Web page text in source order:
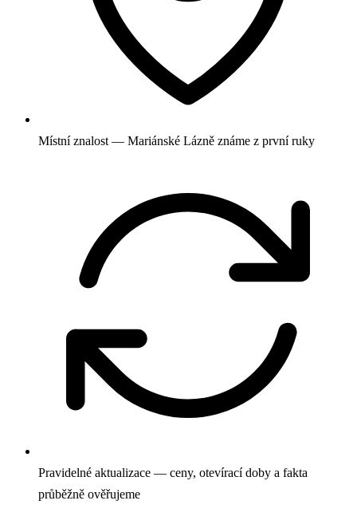
Místní znalost — Mariánské Lázně známe z první ruky
Pravidelné aktualizace — ceny, otevírací doby a fakta
průběžně ověřujeme